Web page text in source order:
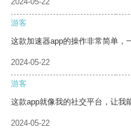
游客
这款加速器app的操作非常简单，
2024-05-22
游客
这款app就像我的社交平台，让我
2024-05-22